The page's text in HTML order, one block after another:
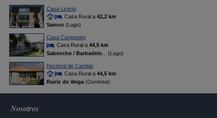
Casa Licerio
Casa Rural a 42,2 km
Samos(Lugo)
Casa Caxigueiro
Casa Rural a 44,5 km
Sabenche / Barbadelo... (Lugo)
Rectoral de Candás
Casa Rural a 44,5 km
Rairiz de Veiga(Ourense)
Nosotros